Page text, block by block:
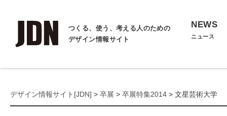
つくる、使う、考える人のための
デザイン情報サイト
NEWS
ニュース
デザイン情報サイト[JDN] > 卒展 > 卒展特集2014 > 文星芸術大学